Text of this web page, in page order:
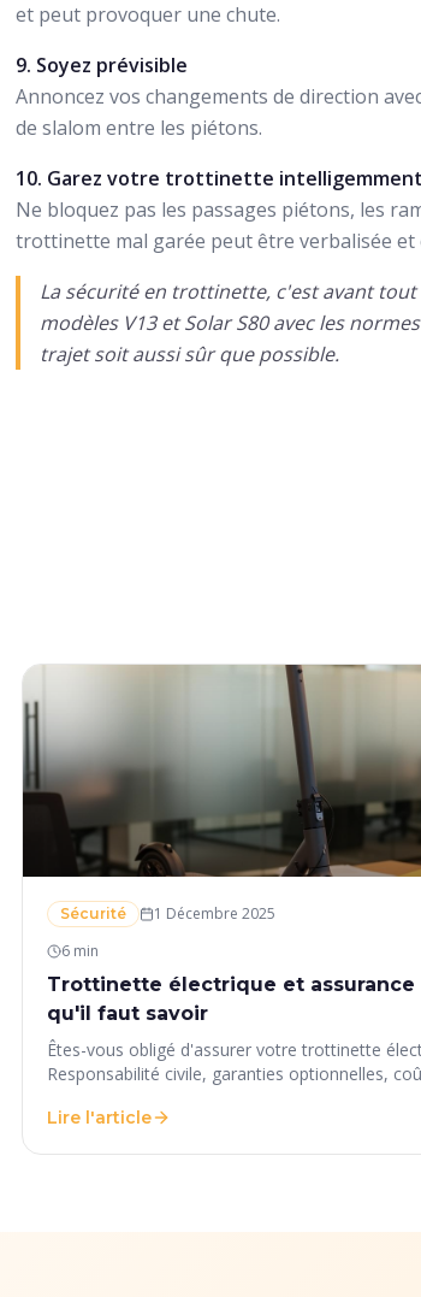
et peut provoquer une chute.
9. Soyez prévisible
Annoncez vos changements de direction
de slalom entre les piétons.
10. Garez votre trottinette intelligemment
Ne bloquez pas les passages piétons, les
trottinette mal garée peut être verbalisée et
La sécurité en trottinette, c'est avant
modèles V13 et Solar S80 avec les
trajet soit aussi sûr que possible.
Sécurité
1 Décembre 2025
6 min
Trottinette électrique et assurance
qu'il faut savoir
Êtes-vous obligé d'assurer votre trottinette
Responsabilité civile, garanties optionnelles,
Lire l'article